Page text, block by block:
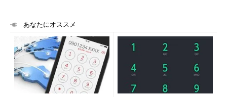
あなたにオススメ